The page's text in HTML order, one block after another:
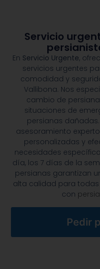
Servicio
En Servicio Urgente,
servicios urgentes
comodidad y
Vallibona. Nos
cambio de
situaciones de
persianas
asesoramiento
personalizadas y
necesidades
día, los 7 días de la
persianas garantizan
alta calidad para
con
Pedir